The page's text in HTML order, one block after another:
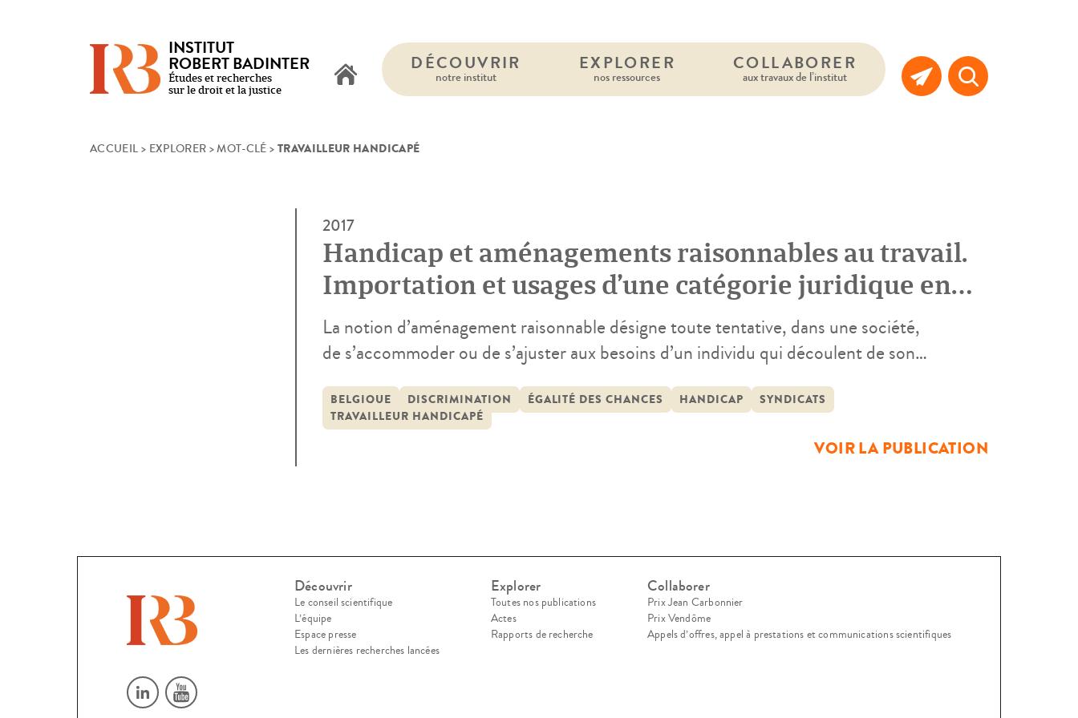
INSTITUT
ROBERT BADINTER
Études et recherches
sur le droit et la justice
DÉCOUVRIR
notre institut
EXPLORER
nos ressources
COLLABORER
aux travaux de l’institut
ACCUEIL > EXPLORER >MOT-CLÉ > TRAVAILLEUR HANDICAPÉ
2017
Handicap et aménagements raisonnables au travail.
Importation et usages d’une catégorie juridique en
France et en Belgique
La notion d’aménagement raisonnable désigne toute tentative, dans une société,
de s’accommoder ou de s’ajuster aux besoins d’un individu qui découlent de son
êtres humains et des libertés fondamentales. Centrée sur les aménagements à destination
des travailleurs en situation de handicap, cette enquête interroge l’émergence […]
BELGIQUE DISCRIMINATION ÉGALITÉ DES CHANCES HANDICAP
SYNDICATS
TRAVAILLEUR HANDICAPÉ
VOIR LA PUBLICATION
Découvrir
Le conseil scientifique
L’équipe
Espace presse
Les dernières recherches lancées
Explorer
Toutes nos publications
Actes
Rapports de recherche
Collaborer
Prix Jean Carbonnier
Prix Vendôme
Appels d’offres, appel à prestations et communications scientifiques